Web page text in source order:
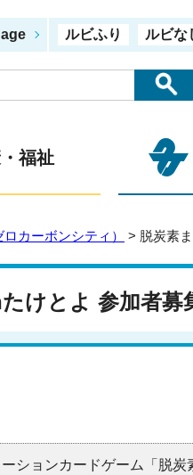
ルビふり ルビな
福祉
カーボンシティ） > 脱炭素
けとよ 参加者募
ションカードゲーム「脱炭